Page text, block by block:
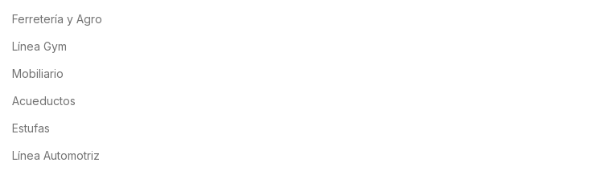
Ferretería y Agro
Línea Gym
Mobiliario
Acueductos
Estufas
Línea Automotriz